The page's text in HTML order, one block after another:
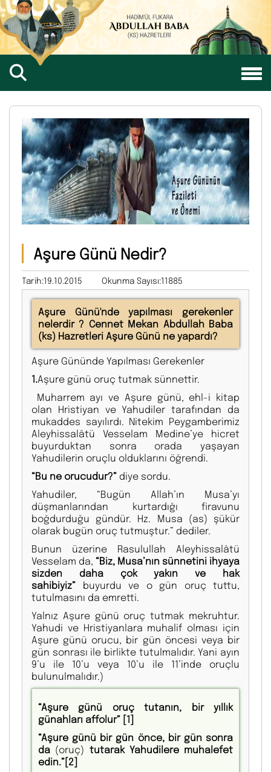
Aşure Günü Nedir?
Tarih:19.10.2015 Okunma Sayısı:11885
Aşure Günü'nde yapılması gerekenler
nelerdir ? Cennet Mekan Abdullah Baba
(ks) Hazretleri Aşure Günü ne yapardı?
Aşure Gününde Yapılması Gerekenler
1.Aşure günü oruç tutmak sünnettir.
Muharrem ayı ve Aşure günü, ehl-i kitap
olan Hristiyan ve Yahudiler tarafından da
mukaddes sayılırdı. Nitekim Peygamberimiz
Aleyhissalâtü Vesselam Medine’ye hicret
buyurduktan sonra orada yaşayan
Yahudilerin oruçlu olduklarını öğrendi.
“Bu ne orucudur?” diye sordu.
Yahudiler, “Bugün Allah’ın Musa’yı
düşmanlarından kurtardığı firavunu
boğdurduğu gündür. Hz. Musa (as) şükür
olarak bugün oruç tutmuştur.” dediler.
Bunun üzerine Rasulullah Aleyhissalâtü
Vesselam da, “Biz, Musa’nın sünnetini ihyaya
sizden daha çok yakın ve hak
sahibiyiz” buyurdu ve o gün oruç tuttu,
tutulmasını da emretti.
Yalnız Aşure günü oruç tutmak mekruhtur.
Yahudi ve Hristiyanlara muhalif olması için
Aşure günü orucu, bir gün öncesi veya bir
gün sonrası ile birlikte tutulmalıdır. Yani ayın
9’u ile 10’u veya 10’u ile 11’inde oruçlu
bulunulmalıdır.)
“Aşure günü oruç tutanın, bir yıllık
günahları affolur” [1]
“Aşure günü bir gün önce, bir gün sonra
da (oruç) tutarak Yahudilere muhalefet
edin.”[2]